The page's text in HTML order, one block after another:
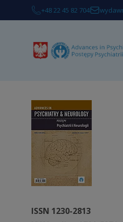
+48 22 45 82 704
ISSN 1230-2813